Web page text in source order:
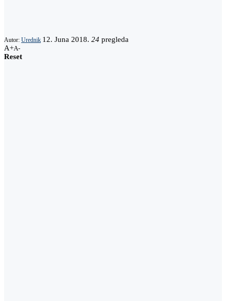
Autor: Urednik 12. Juna 2018. 24 pregleda
A+A-
Reset